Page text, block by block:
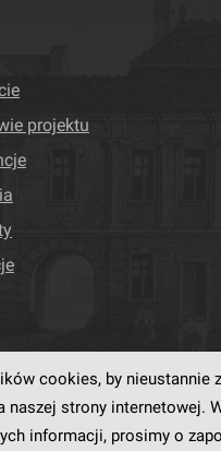
projektu
Facebook
cookies, by nieustannie
naszej strony internetowej.
informacji, prosimy o